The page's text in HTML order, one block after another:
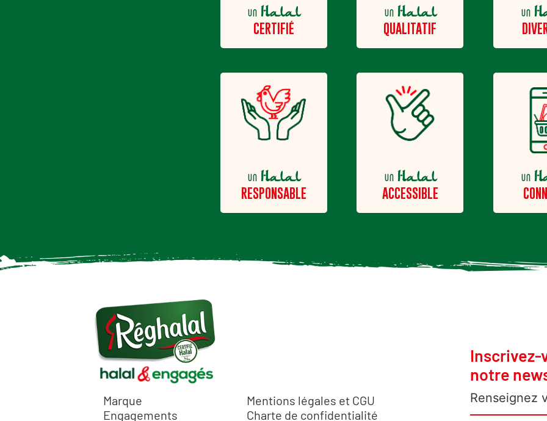
un Halal
CERTIFIÉ
un Halal
QUALITATIF
un
un Halal
RESPONSABLE
un Halal
ACCESSIBLE
un
Marque
Engagements
Mentions légales et CGU
Charte de confidentialité
Inscrivez-
notre